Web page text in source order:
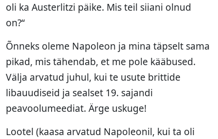
oli ka Austerlitzi päike. Mis teil siiani olnud
on?“
Õnneks oleme Napoleon ja mina täpselt sama
pikad, mis tähendab, et me pole kääbused.
Välja arvatud juhul, kui te usute brittide
libauudiseid ja sealset 19. sajandi
peavoolumeediat. Ärge uskuge!
Lootel (kaasa arvatud Napoleonil, kui ta oli